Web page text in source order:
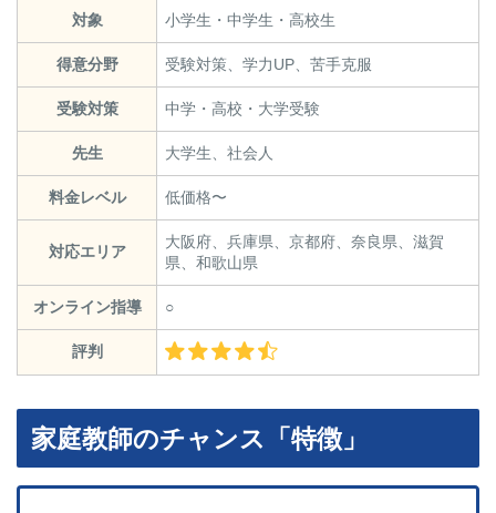
対象 小学生・中学生・高校生
得意分野 受験対策、学力UP、苦手克服
受験対策 中学・高校・大学受験
先生 大学生、社会人
料金レベル 低価格〜
対応エリア
大阪府、兵庫県、京都府、奈良県、滋賀
県、和歌山県
オンライン指導 ○
評判
家庭教師のチャンス「特徴」